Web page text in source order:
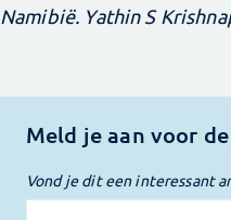
Namibië. Yathin S
Meld je aan voor
Vond je dit een interessant